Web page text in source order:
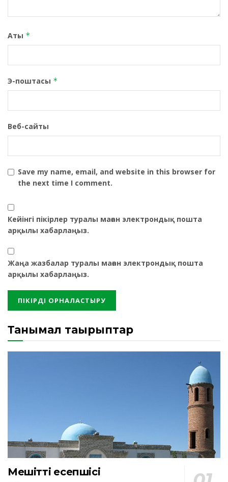
Аты *
Э-поштасы *
Веб-сайты
Save my name, email, and website in this browser for
the next time I comment.
Кейінгі пікірлер туралы маған электрондық пошта
арқылы хабарлаңыз.
Жаңа жазбалар туралы маған электрондық пошта
арқылы хабарлаңыз.
Танымал тақырыптар
Мешіттің есепшісі